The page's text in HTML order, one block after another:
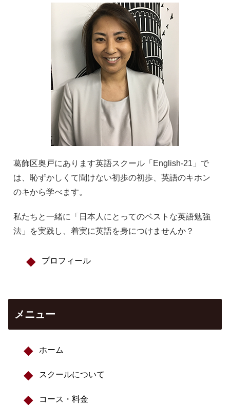
葛飾区奥戸にあります英語スクール「English-21」で
は、恥ずかしくて聞けない初歩の初歩、英語のキホン
のキから学べます。
私たちと一緒に「日本人にとってのベストな英語勉強
法」を実践し、着実に英語を身につけませんか？
プロフィール
メニュー
ホーム
スクールについて
コース・料金